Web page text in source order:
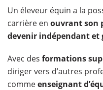
Un éleveur équin a la
carrière en ouvrant son
devenir indépendant et
Avec des formations
diriger vers d’autres
commeenseignant